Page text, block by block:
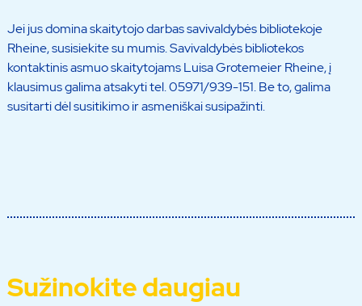
Jei jus domina skaitytojo darbas savivaldybės bibliotekoje
Rheine, susisiekite su mumis. Savivaldybės bibliotekos
kontaktinis asmuo skaitytojams Luisa Grotemeier Rheine, į
klausimus galima atsakyti tel. 05971/939-151. Be to, galima
susitarti dėl susitikimo ir asmeniškai susipažinti.
Sužinokite daugiau